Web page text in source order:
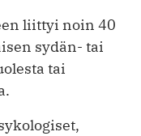
liittyi noin 40
sydän- tai
tai